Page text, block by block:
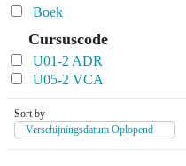
Boek
Cursuscode
U01-2 ADR
U05-2 VCA
Sort by
Verschijningsdatum Oplopend